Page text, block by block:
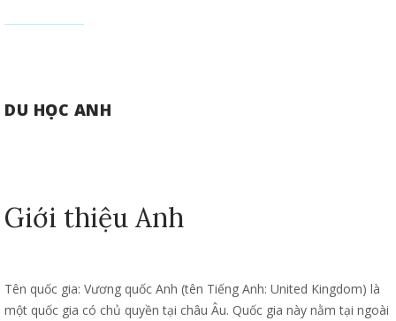
DU HỌC ANH
Giới thiệu Anh
Tên quốc gia: Vương quốc Anh (tên Tiếng Anh: United Kingdom) là
một quốc gia có chủ quyền tại châu Âu. Quốc gia này nằm tại ngoài